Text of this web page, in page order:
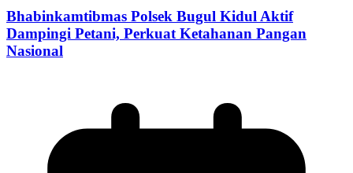
Bhabinkamtibmas Polsek Bugul Kidul Aktif
Dampingi Petani, Perkuat Ketahanan Pangan
Nasional